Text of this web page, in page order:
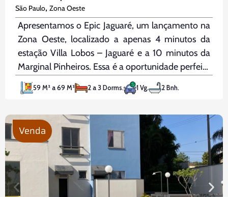
São Paulo, Zona Oeste
Apresentamos o Epic Jaguaré, um lançamento na
Zona Oeste, localizado a apenas 4 minutos da
estação Villa Lobos – Jaguaré e a 10 minutos da
Marginal Pinheiros. Essa é a oportunidade perfeita
para quem busca qualidade de vida em uma
região tranquila e bem conectada. Com unidades
59 M² a 69 M² 2 a 3 Dorms. 1 Vg. 2 Bnh.
Venda